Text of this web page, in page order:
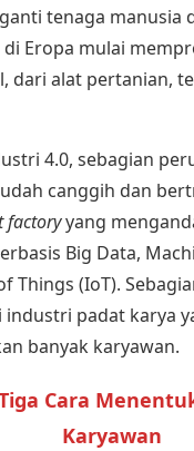
tenaga manusia
Eropa mulai
dari alat pertanian,
4.0, sebagian
canggih dan
factoryyang
Big Data,
Things (IoT).
padat karya
banyak karyawan.
Cara
Karyawan